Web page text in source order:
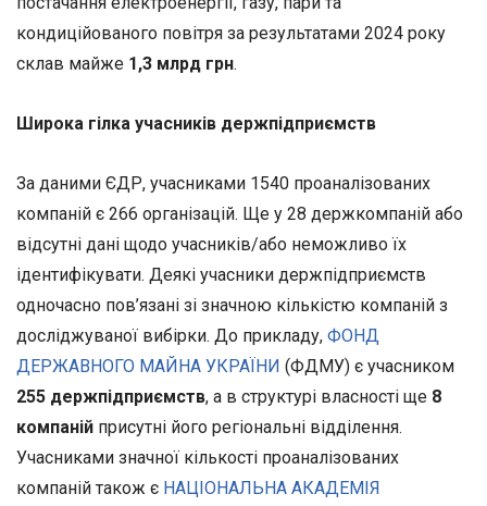
кондиційованого повітря за результатами 2024 року
склав майже 1,3 млрд грн.
Широка гілка учасників держпідприємств
За даними ЄДР, учасниками 1540 проаналізованих
компаній є 266 організацій. Ще у 28 держкомпаній або
відсутні дані щодо учасників/або неможливо їх
ідентифікувати. Деякі учасники держпідприємств
одночасно пов’язані зі значною кількістю компаній з
досліджуваної вибірки. До прикладу, ФОНД
ДЕРЖАВНОГО МАЙНА УКРАЇНИ (ФДМУ) є учасником
255 держпідприємств, а в структурі власності ще 8
компаній присутні його регіональні відділення.
Учасниками значної кількості проаналізованих
компаній також є НАЦІОНАЛЬНА АКАДЕМІЯ